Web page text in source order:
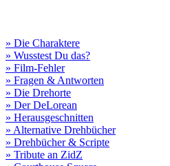
» Die Charaktere
» Wusstest Du das?
» Film-Fehler
» Fragen & Antworten
» Die Drehorte
» Der DeLorean
» Herausgeschnitten
» Alternative Drehbücher
» Drehbücher & Scripte
» Tribute an ZidZ